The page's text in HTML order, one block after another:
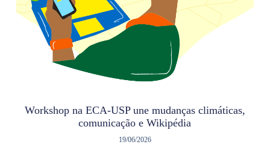
Workshop na ECA-USP une mudanças climáticas,
comunicação e Wikipédia
19/06/2026